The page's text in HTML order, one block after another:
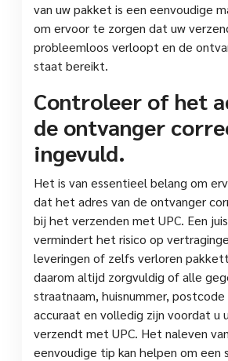
van uw pakket is een eenvoudige
om ervoor te zorgen dat uw
probleemloos verloopt en de
staat bereikt.
Controleer of het
de ontvanger
ingevuld.
Het is van essentieel belang om
dat het adres van de ontvanger
bij het verzenden met UPC. Een
vermindert het risico op
leveringen of zelfs verloren
daarom altijd zorgvuldig of alle
straatnaam, huisnummer,
accuraat en volledig zijn voordat u
verzendt met UPC. Het naleven
eenvoudige tip kan helpen om een